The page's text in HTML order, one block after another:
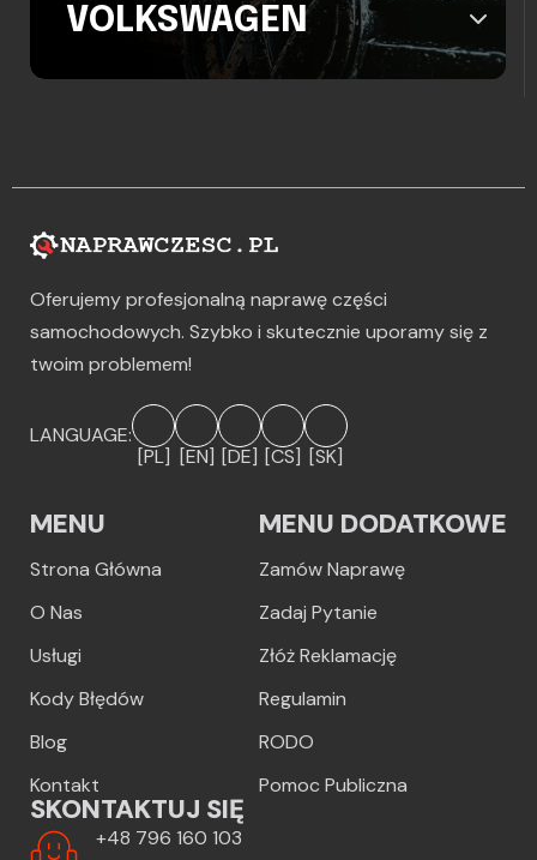
VOLKSWAGEN
Oferujemy profesjonalną naprawę części
samochodowych. Szybko i skutecznie uporamy się z
twoim problemem!
LANGUAGE:
[PL] [EN] [DE] [CS] [SK]
MENU
Strona Główna
O Nas
Usługi
Kody Błędów
Blog
Kontakt
MENU DODATKOWE
Zamów Naprawę
Zadaj Pytanie
Złóż Reklamację
Regulamin
RODO
Pomoc Publiczna
SKONTAKTUJ SIĘ
+48 796 160 103